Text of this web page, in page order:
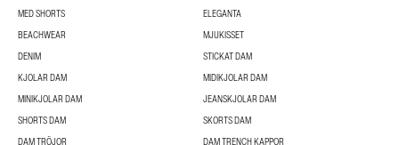
MED SHORTS
ELEGANTA
BEACHWEAR
MJUKISSET
DENIM
STICKAT DAM
KJOLAR DAM
MIDIKJOLAR DAM
MINIKJOLAR DAM
JEANSKJOLAR DAM
SHORTS DAM
SKORTS DAM
DAM TRÖJOR
DAM TRENCH KAPPOR